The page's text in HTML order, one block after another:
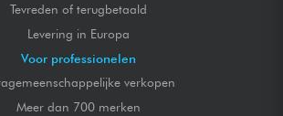
Tevreden of terugbetaald
Levering in Europa
Voor professionelen
verkopen
Meer dan 700 merken